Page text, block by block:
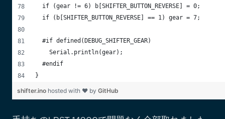
  if (gear != 6) b[SHIFTER_BUTTON_REVERSE] = 0;
  if (b[SHIFTER_BUTTON_REVERSE] == 1) gear = 7;
  #if defined(DEBUG_SHIFTER_GEAR)
    Serial.println(gear);
  #endif
}
shifter.ino hosted with ❤ by GitHub